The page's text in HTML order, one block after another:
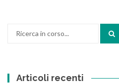
Articoli recenti